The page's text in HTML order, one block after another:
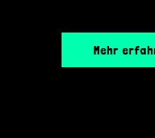
Mehr